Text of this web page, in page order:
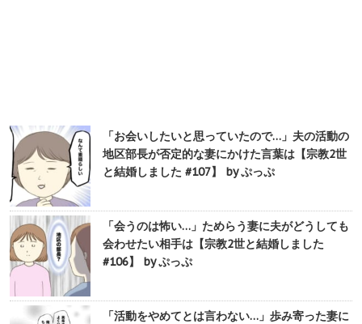
「お会いしたいと思っていたので…」夫の活動の
地区部長が否定的な妻にかけた言葉は【宗教2世
と結婚しました #107】 by ぷっぷ
「会うのは怖い…」ためらう妻に夫がどうしても
会わせたい相手は【宗教2世と結婚しました
#106】 by ぷっぷ
「活動をやめてとは言わない…」歩み寄った妻に